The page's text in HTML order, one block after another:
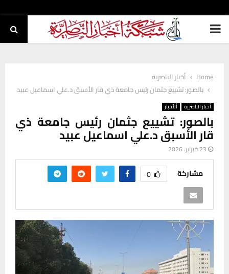
PRIMARY
Home
أخبار الناصرية
بالصور: تشييع جثمان رئيس جامعة ذي قار الأسبق د.علي اسماعيل عبيد
أخبار الناصرية ألأخبار
بالصور: تشييع جثمان رئيس جامعة ذي
قار الأسبق د.علي اسماعيل عبيد
23 فبراير، 2026
مشاركة 0